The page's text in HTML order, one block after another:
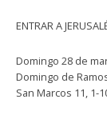
ENTRAR A
Domingo 28 de
Domingo de
San Marcos 11, 1-